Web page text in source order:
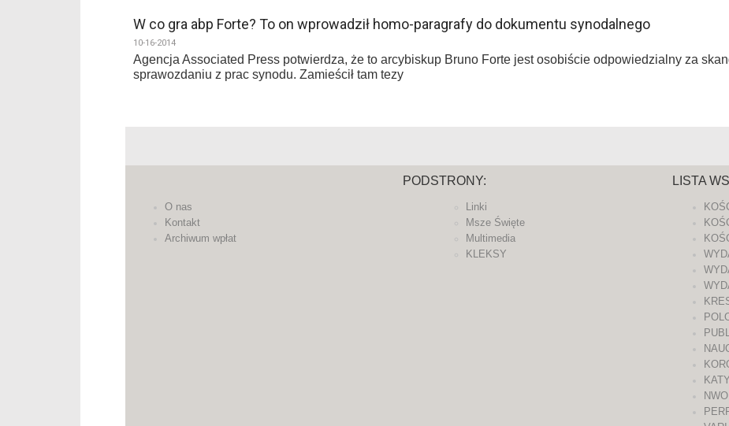
W co gra abp Forte? To on wprowadził homo-paragrafy do dokumentu synodalnego
10-16-2014
Agencja Associated Press potwierdza, że to arcybiskup Bruno Forte jest osobiście odpowiedzialny za
sprawozdaniu z prac synodu. Zamieścił tam tezy
O nas
Kontakt
Archiwum wpłat
PODSTRONY:
Linki
Msze Święte
Multimedia
KLEKSY
LISTA
NWO